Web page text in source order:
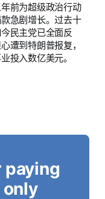
前为超级政治行动
急剧增长。过去十
民主党已全面反
遭到特朗普报复，
投入数亿美元。